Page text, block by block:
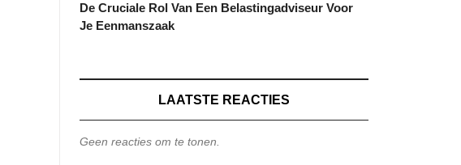
De Cruciale Rol Van Een Belastingadviseur Voor
Je Eenmanszaak
LAATSTE REACTIES
Geen reacties om te tonen.